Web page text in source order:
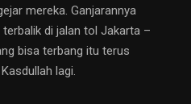
mereka. Ganjarannya
di jalan tol Jakarta –
bisa terbang itu terus
lagi.